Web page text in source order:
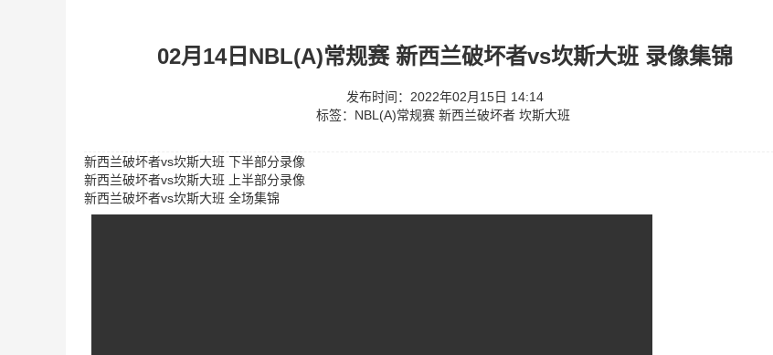
02月14日NBL(A)常规赛 新西兰破坏者vs坎斯大班 录像集锦
发布时间：2022年02月15日 14:14
标签： NBL(A)常规赛 新西兰破坏者 坎斯大班
新西兰破坏者vs坎斯大班 下半部分录像
新西兰破坏者vs坎斯大班 上半部分录像
新西兰破坏者vs坎斯大班 全场集锦